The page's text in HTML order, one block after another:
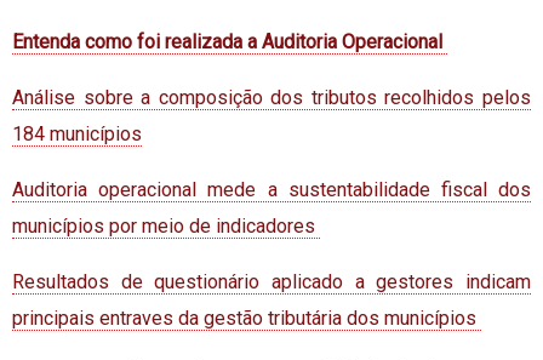
Entenda como foi realizada a Auditoria Operacional
Análise sobre a composição dos tributos recolhidos pelos
184 municípios
Auditoria operacional mede a sustentabilidade fiscal dos
municípios por meio de indicadores
Resultados de questionário aplicado a gestores indicam
principais entraves da gestão tributária dos municípios